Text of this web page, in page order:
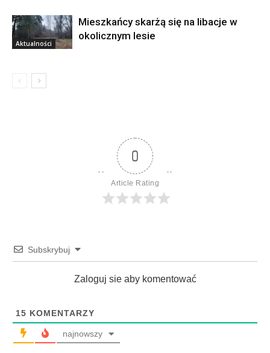
Aktualności
Mieszkańcy skarżą się na libacje w
okolicznym lesie
0
Article Rating
Subskrybuj
Zaloguj sie aby komentować
15 KOMENTARZY
najnowszy